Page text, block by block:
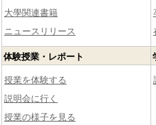
大學関連書籍
ニュースリリース
体験授業・レポート
授業を体験する
説明会に行く
授業の様子を見る